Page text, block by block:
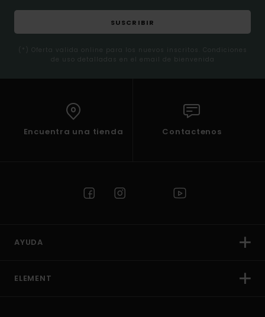
SUSCRIBIR
(*) Oferta valida online para los nuevos inscritos. Condiciones
de uso detalladas en el email de bienvenida
Encuentra una tienda Contactenos
AYUDA
ELEMENT